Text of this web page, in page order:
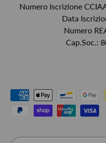
Numero Iscrizione
Data
Numero
Cap.Soc.:
Metodi di pagamento